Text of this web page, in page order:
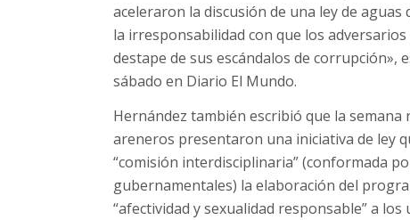
aceleraron la discusión de una ley de
la irresponsabilidad con que los
destape de sus escándalos de corrupción»,
sábado en Diario El Mundo.
Hernández también escribió que la
areneros presentaron una iniciativa de ley
“comisión interdisciplinaria” (conformada
gubernamentales) la elaboración del
“afectividad y sexualidad responsable” a